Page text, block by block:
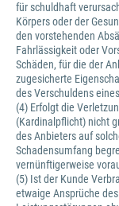
für schuldhaft
Körpers oder der
den vorstehenden
Fahrlässigkeit oder
Schäden, für die der
zugesicherte
des Verschuldens
(4) Erfolgt die
(Kardinalpflicht) nicht
des Anbieters auf
Schadensumfang
vernünftigerweise
(5) Ist der Kunde
etwaige Ansprüche